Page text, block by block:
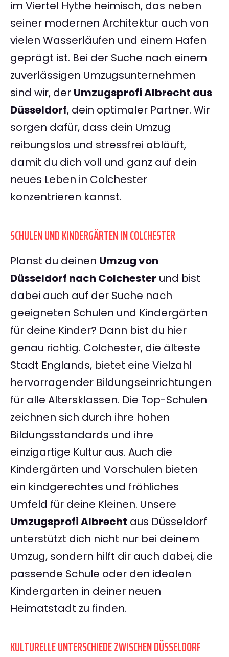
im Viertel Hythe heimisch, das neben
seiner modernen Architektur auch von
vielen Wasserläufen und einem Hafen
geprägt ist. Bei der Suche nach einem
zuverlässigen Umzugsunternehmen
sind wir, der Umzugsprofi Albrecht aus
Düsseldorf, dein optimaler Partner. Wir
sorgen dafür, dass dein Umzug
reibungslos und stressfrei abläuft,
damit du dich voll und ganz auf dein
neues Leben in Colchester
konzentrieren kannst.
SCHULEN UND KINDERGÄRTEN IN COLCHESTER
Planst du deinen Umzug von
Düsseldorf nach Colchester und bist
dabei auch auf der Suche nach
geeigneten Schulen und Kindergärten
für deine Kinder? Dann bist du hier
genau richtig. Colchester, die älteste
Stadt Englands, bietet eine Vielzahl
hervorragender Bildungseinrichtungen
für alle Altersklassen. Die Top-Schulen
zeichnen sich durch ihre hohen
Bildungsstandards und ihre
einzigartige Kultur aus. Auch die
Kindergärten und Vorschulen bieten
ein kindgerechtes und fröhliches
Umfeld für deine Kleinen. Unsere
Umzugsprofi Albrecht aus Düsseldorf
unterstützt dich nicht nur bei deinem
Umzug, sondern hilft dir auch dabei, die
passende Schule oder den idealen
Kindergarten in deiner neuen
Heimatstadt zu finden.
KULTURELLE UNTERSCHIEDE ZWISCHEN DÜSSELDORF